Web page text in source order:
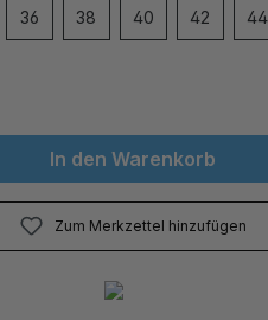
36 38 40 42 44
In den Warenkorb
Zum Merkzettel hinzufügen